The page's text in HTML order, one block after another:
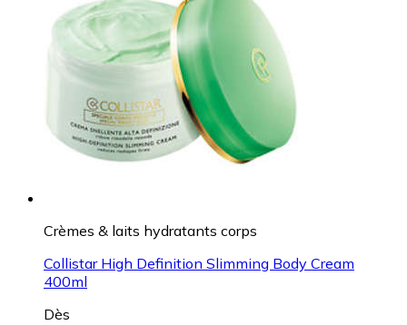
Crèmes & laits hydratants corps
Collistar High Definition Slimming Body Cream
400ml
Dès